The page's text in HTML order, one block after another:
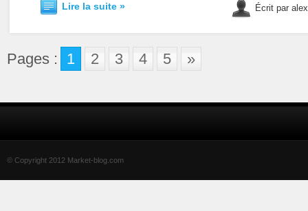
Lire la suite » Écrit par
Pages : 1 2 3 4 5 »
© Copyright 2012 Market-blog.com